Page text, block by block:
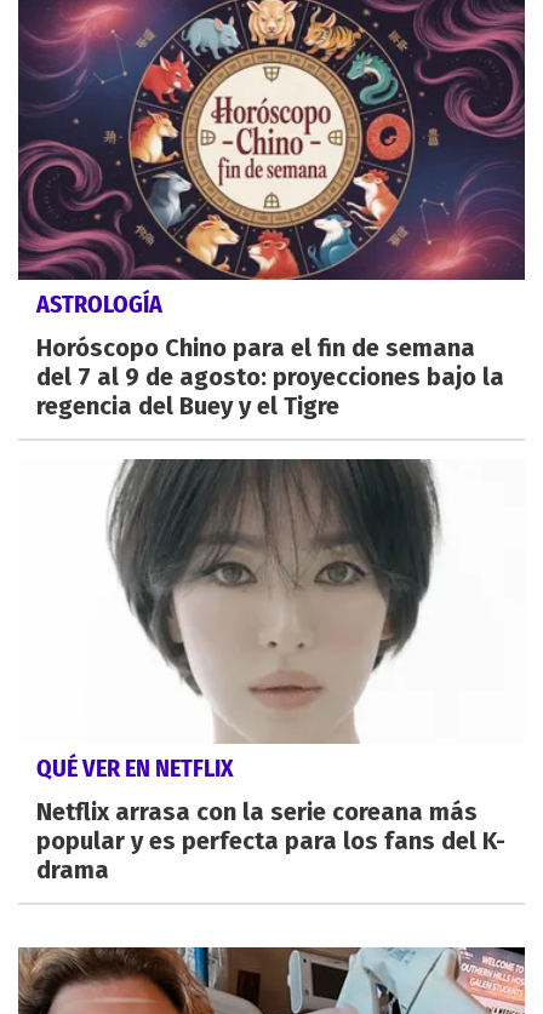
ASTROLOGÍA
Horóscopo Chino para el fin de semana
del 7 al 9 de agosto: proyecciones bajo la
regencia del Buey y el Tigre
QUÉ VER EN NETFLIX
Netflix arrasa con la serie coreana más
popular y es perfecta para los fans del K-
drama